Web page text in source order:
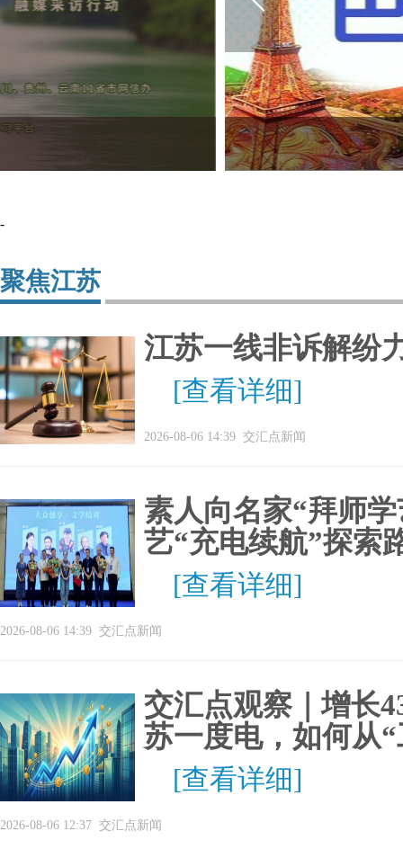
-
聚焦江苏
江苏一线非诉解纷
[查看详细]
2026-08-06 14:39 交汇点新闻
素人向名家“拜师
艺“充电续航”探索
[查看详细]
2026-08-06 14:39 交汇点新闻
交汇点观察｜增长
苏一度电，如何从
[查看详细]
2026-08-06 12:37 交汇点新闻